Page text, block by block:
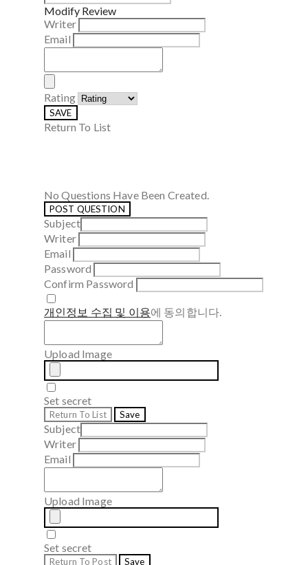
Modify Review
Writer
Email
Rating
SAVE
Return To List
No Questions Have Been Created.
POST QUESTION
Subject
Writer
Email
Password
Confirm Password
개인정보 수집 및 이용에 동의합니다.
Upload Image
Set secret
Return To List Save
Subject
Writer
Email
Upload Image
Set secret
Return To Post Save